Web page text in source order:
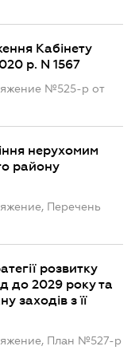
Кабінету
р. N 1567
№525-р от
нерухомим
району
Перечень
розвитку
до 2029 року та
заходів з її
План №527-р